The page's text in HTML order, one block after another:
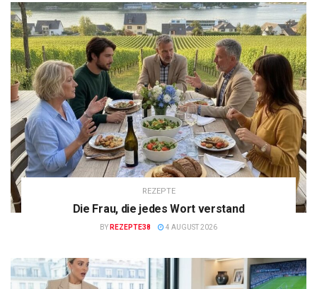
REZEPTE
Die Frau, die jedes Wort verstand
BY REZEPTE38 4 AUGUST 2026